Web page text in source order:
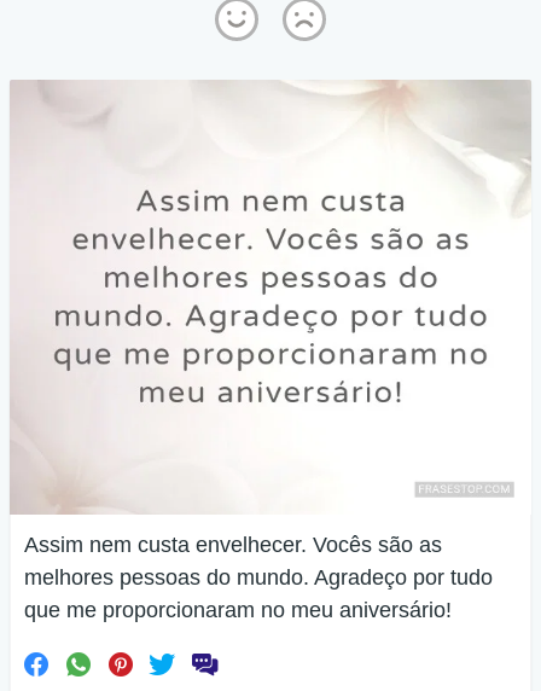
Assim nem custa envelhecer. Vocês são as
melhores pessoas do mundo. Agradeço por tudo
que me proporcionaram no meu aniversário!